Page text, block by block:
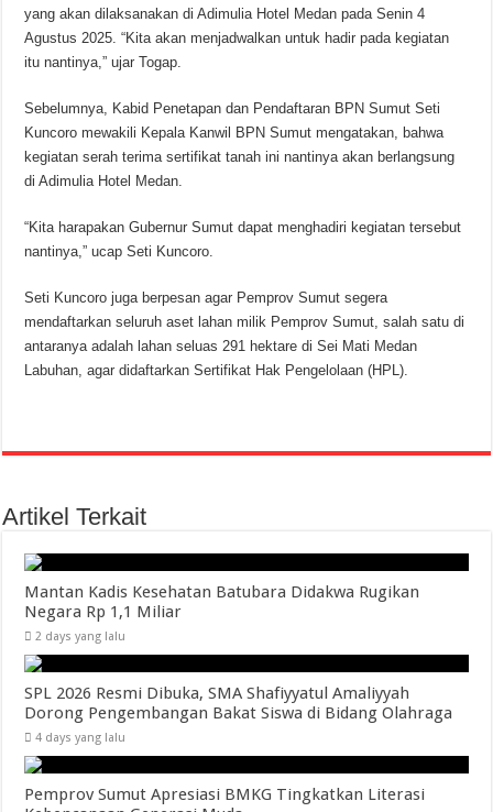
yang akan dilaksanakan di Adimulia Hotel Medan pada Senin 4
Agustus 2025. “Kita akan menjadwalkan untuk hadir pada kegiatan
itu nantinya,” ujar Togap.
Sebelumnya, Kabid Penetapan dan Pendaftaran BPN Sumut Seti
Kuncoro mewakili Kepala Kanwil BPN Sumut mengatakan, bahwa
kegiatan serah terima sertifikat tanah ini nantinya akan berlangsung
di Adimulia Hotel Medan.
“Kita harapakan Gubernur Sumut dapat menghadiri kegiatan tersebut
nantinya,” ucap Seti Kuncoro.
Seti Kuncoro juga berpesan agar Pemprov Sumut segera
mendaftarkan seluruh aset lahan milik Pemprov Sumut, salah satu di
antaranya adalah lahan seluas 291 hektare di Sei Mati Medan
Labuhan, agar didaftarkan Sertifikat Hak Pengelolaan (HPL).
Artikel Terkait
Mantan Kadis Kesehatan Batubara Didakwa Rugikan
Negara Rp 1,1 Miliar
2 days yang lalu
SPL 2026 Resmi Dibuka, SMA Shafiyyatul Amaliyyah
Dorong Pengembangan Bakat Siswa di Bidang Olahraga
4 days yang lalu
Pemprov Sumut Apresiasi BMKG Tingkatkan Literasi